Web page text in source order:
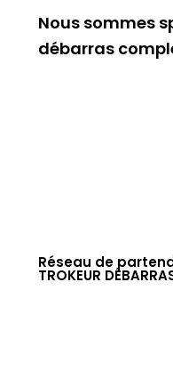
Nous sommes
débarras
Réseau de
TROKEUR